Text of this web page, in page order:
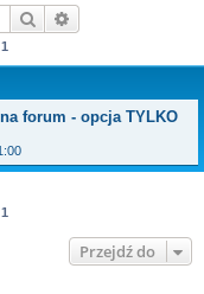
Szukaj
1
forum - opcja TYLKO
1
Przejdź do